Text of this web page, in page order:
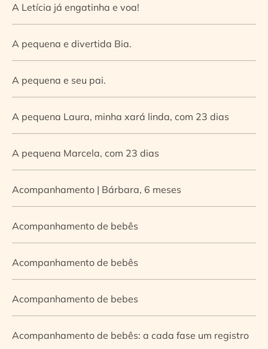
A Letícia já engatinha e voa!
A pequena e divertida Bia.
A pequena e seu pai.
A pequena Laura, minha xará linda, com 23 dias
A pequena Marcela, com 23 dias
Acompanhamento | Bárbara, 6 meses
Acompanhamento de bebês
Acompanhamento de bebês
Acompanhamento de bebes
Acompanhamento de bebês: a cada fase um registro